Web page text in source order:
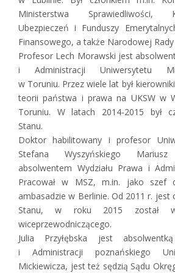
Ministerstwa Sprawiedliwości,
Ubezpieczeń i Funduszy
Finansowego, a także Narodowej
Profesor Lech Morawski jest
i Administracji Uniwersytetu
w Toruniu. Przez wiele lat był
teorii państwa i prawa na UKSW w
Toruniu. W latach 2014-2015 był
Stanu.
Doktor habilitowany i profesor
Stefana Wyszyńskiego
absolwentem Wydziału Prawa i
Pracował w MSZ, m.in. jako szef
ambasadzie w Berlinie. Od 2011 r. jest
Stanu, w roku 2015 został
wiceprzewodniczącego.
Julia Przyłębska jest
i Administracji poznańskiego
Mickiewicza, jest też sędzią Sądu